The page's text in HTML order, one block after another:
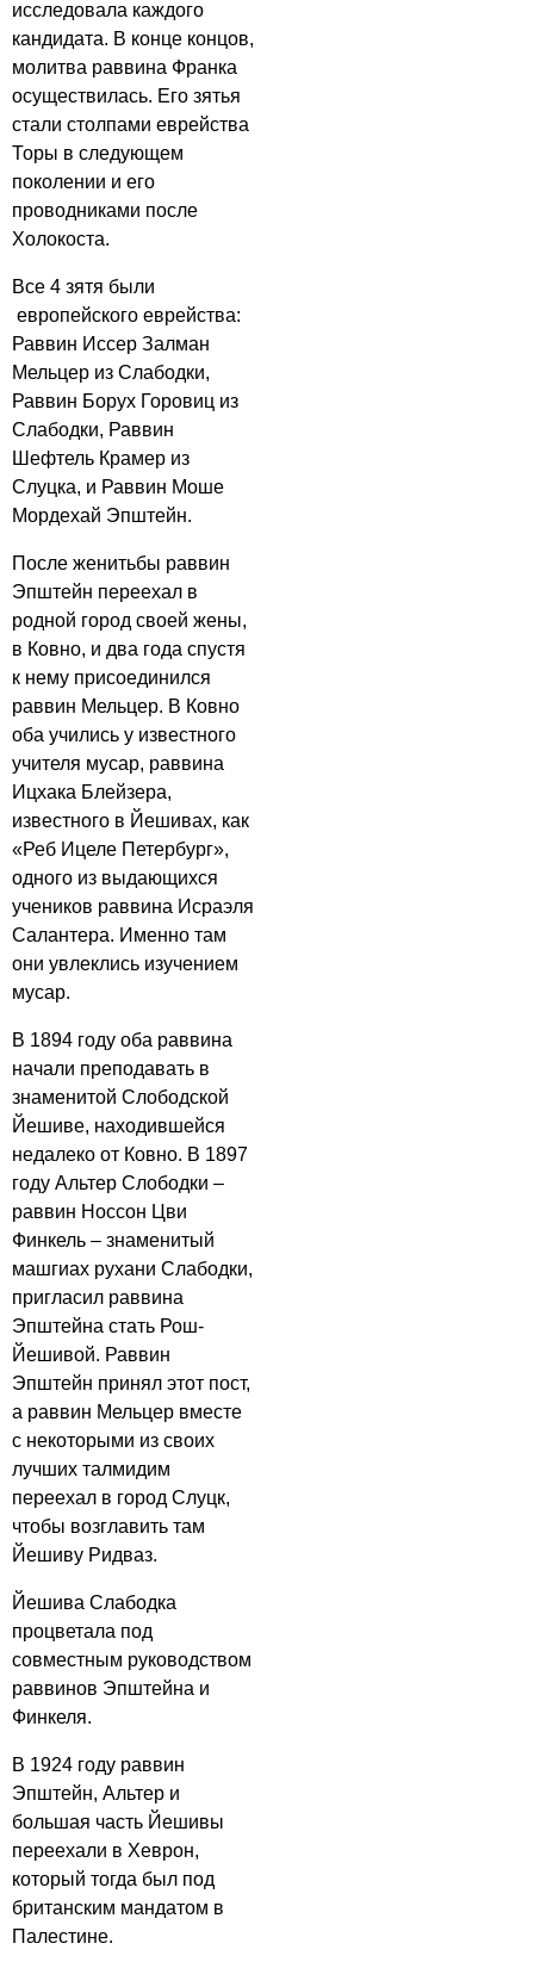
исследовала каждого
кандидата. В конце концов,
молитва раввина Франка
осуществилась. Его зятья
стали столпами еврейства
Торы в следующем
поколении и его
проводниками после
Холокоста.
Все 4 зятя были
европейского еврейства:
Раввин Иссер Залман
Мельцер из Слабодки,
Раввин Борух Горовиц из
Слабодки, Раввин
Шефтель Крамер из
Слуцка, и Раввин Моше
Мордехай Эпштейн.
После женитьбы раввин
Эпштейн переехал в
родной город своей жены,
в Ковно, и два года спустя
к нему присоединился
раввин Мельцер. В Ковно
оба учились у известного
учителя мусар, раввина
Ицхака Блейзера,
известного в Йешивах, как
«Реб Ицеле Петербург»,
одного из выдающихся
учеников раввина Исраэля
Салантера. Именно там
они увлеклись изучением
мусар.
В 1894 году оба раввина
начали преподавать в
знаменитой Слободской
Йешиве, находившейся
недалеко от Ковно. В 1897
году Альтер Слободки –
раввин Носсон Цви
Финкель – знаменитый
машгиах рухани Слабодки,
пригласил раввина
Эпштейна стать Рош-
Йешивой. Раввин
Эпштейн принял этот пост,
а раввин Мельцер вместе
с некоторыми из своих
лучших талмидим
переехал в город Слуцк,
чтобы возглавить там
Йешиву Ридваз.
Йешива Слабодка
процветала под
совместным руководством
раввинов Эпштейна и
Финкеля.
В 1924 году раввин
Эпштейн, Альтер и
большая часть Йешивы
переехали в Хеврон,
который тогда был под
британским мандатом в
Палестине.